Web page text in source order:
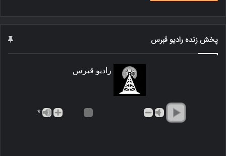
پخش زنده رادیو قبرس
رادیو قبرس
*